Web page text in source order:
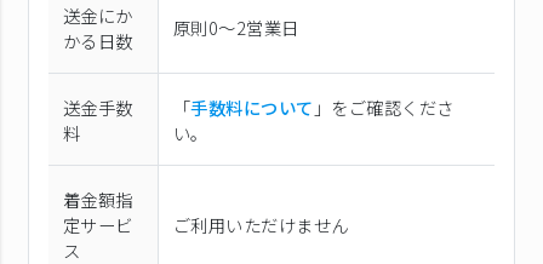
送金にか
かる日数
原則0〜2営業日
送金手数
料
「手数料について 」をご確認くださ
い。
着金額指
定サービ
ス
ご利用いただけません